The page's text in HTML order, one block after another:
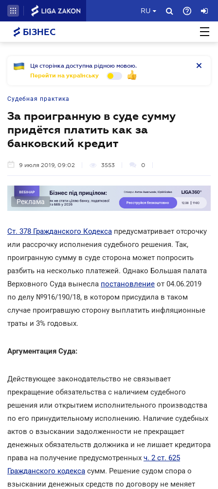
RU
БІЗНЕС
Ця сторінка доступна рідною мовою.
Перейти на українську
Судебная практика
За проигранную в суде сумму
придётся платить как за
банковский кредит
9 июля 2019, 09:02 3553 0
Реклама
Ст. 378 Гражданского Кодекса предусматривает отсрочку
или рассрочку исполнения судебного решения. Так,
проигранную сумму в суде сторона может попросить
разбить на несколько платежей. Однако Большая палата
Верховного Суда вынесла постановление от 04.06.2019
по делу №916/190/18, в котором присудила в таком
случае проигравшую сторону выплатить инфляционные
траты и 3% годовых.
Аргументация Суда:
Действующее законодательство не связывает
прекращение обязательства с наличием судебного
решения или открытием исполнительного производства
по его принудительному исполнению. Наличие судебных
актов о взыскании задолженности не прекращает
денежных обязательств должника и не лишает кредитора
права на получение предусмотренных ч. 2 ст. 625
Гражданского кодекса сумм. Решение судом спора о
взыскании денежных средств по договору не меняет